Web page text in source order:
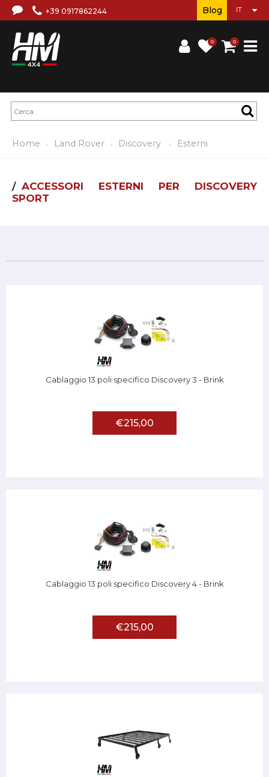
+39 0917862244
0 0
Blog
Home Land Rover Discovery Esterni
ACCESSORI ESTERNI PER DISCOVERY
SPORT
Cablaggio 13 poli specifico Discovery 3 - Brink
€215,00
Cablaggio 13 poli specifico Discovery 4 - Brink
€215,00